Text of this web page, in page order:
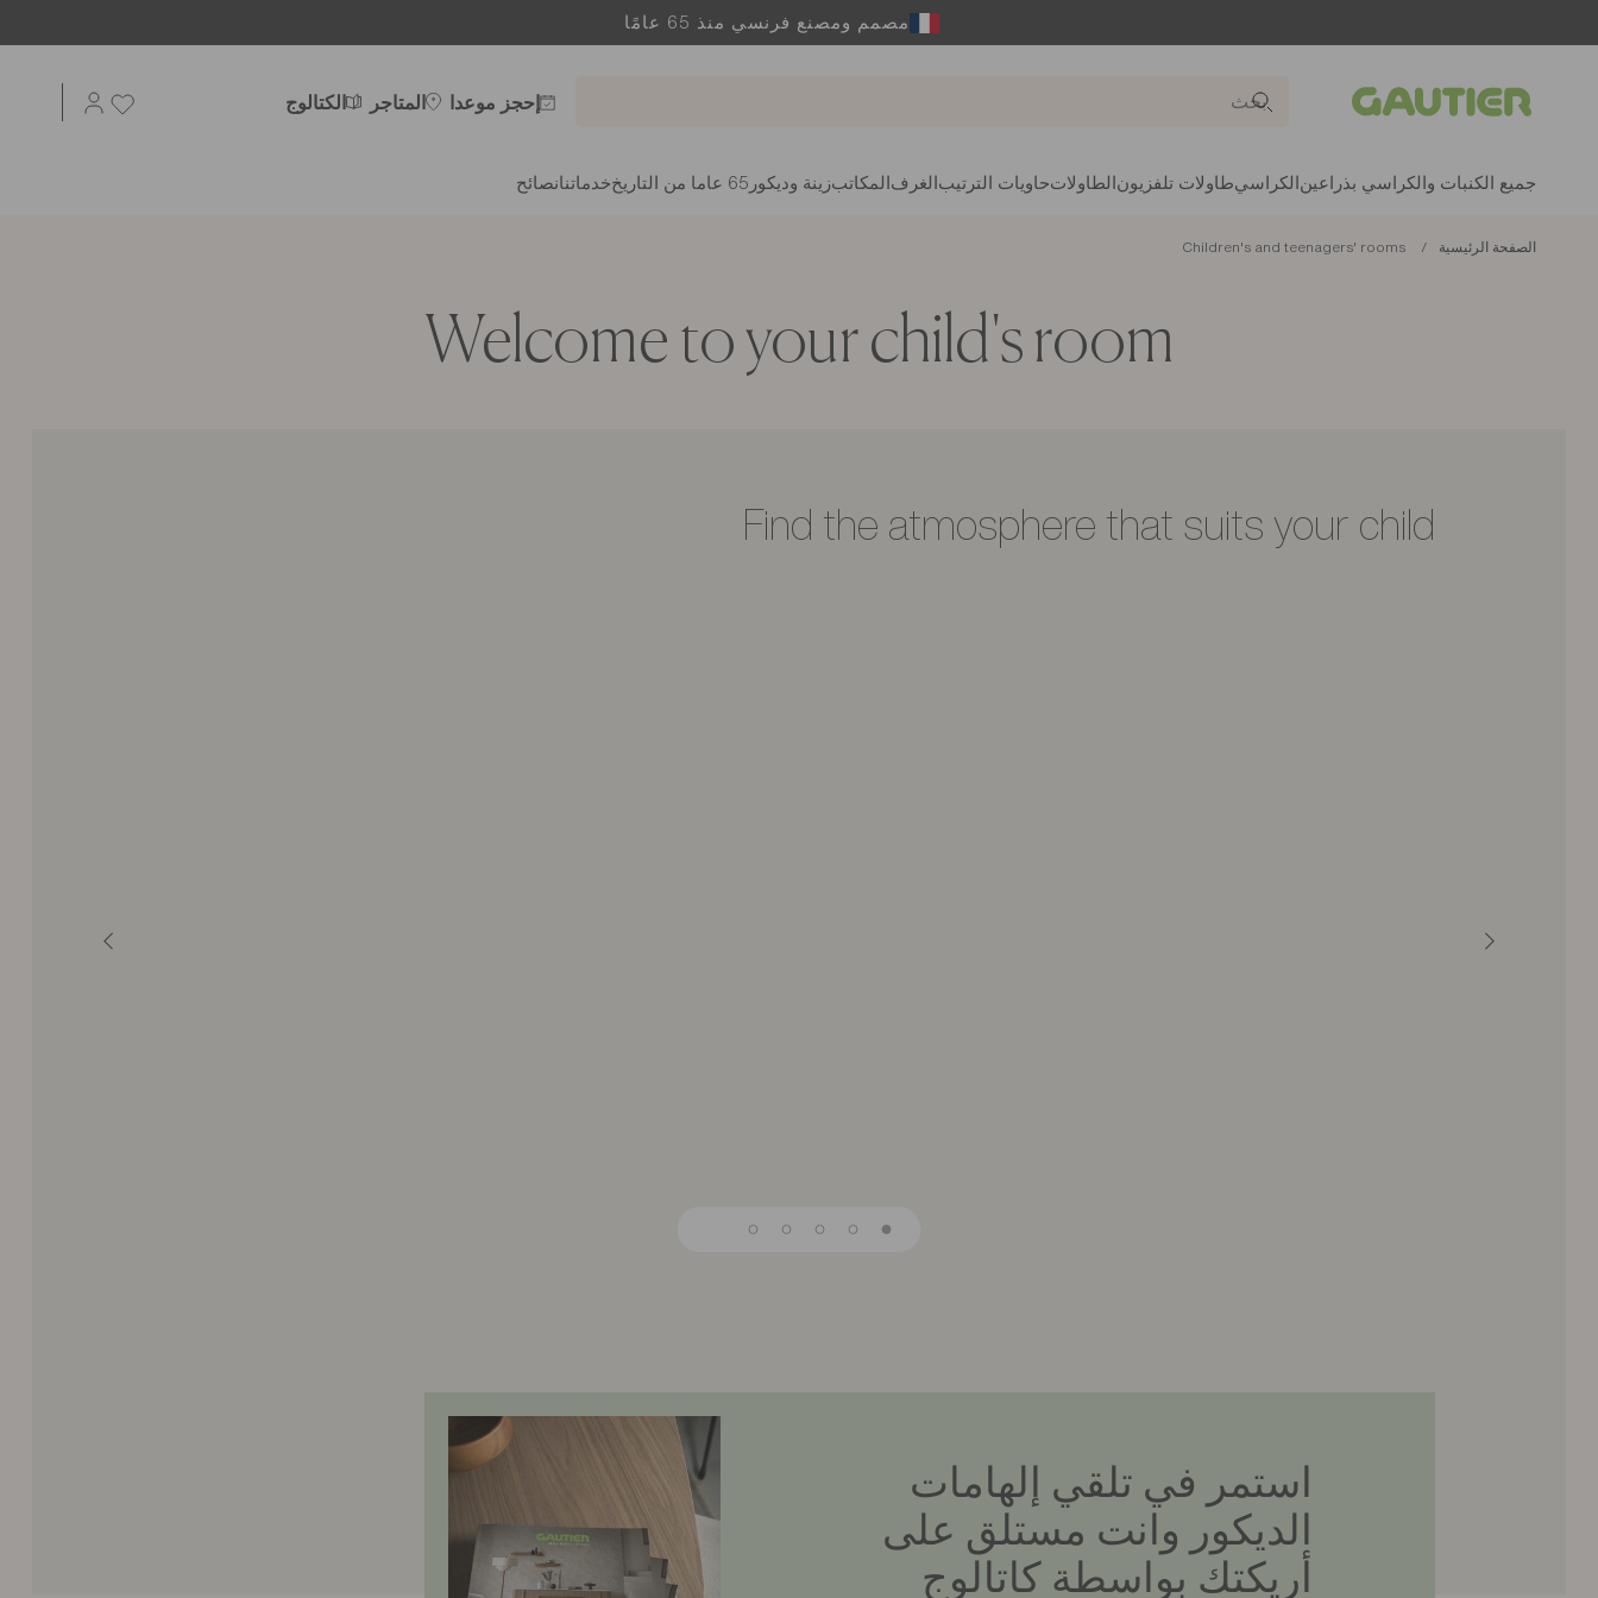
مصمم ومصنع فرنسي منذ 65 عامًا
Gautier إحجز موعدا المتاجر الكتالوج
جميع الكنبات والكراسي بذراعين الكراسيطاولات تلفزيون الطاولاتحاويات الترتيب الغرف المكاتبزينة وديكور 65 عاما من التاريخ خدماتنا نصائح
الصفحة الرئيسية Children's and teenagers' rooms
Welcome to your child's room
Find the atmosphere that suits your child
استمر في تلقي إلهامات
الديكور وانت مستلق على
أريكتك بواسطة كاتالوج